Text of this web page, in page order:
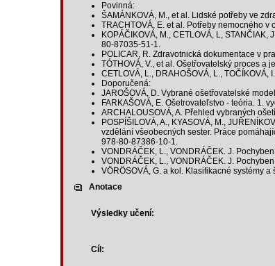
Povinná:
ŠAMÁNKOVÁ, M., et al. Lidské potřeby ve
TRACHTOVÁ, E. et al. Potřeby nemocného
KOPÁČIKOVÁ, M., CETLOVÁ, L,
80-87035-51-1.
POLICAR, R. Zdravotnická dokumentace v
TÓTHOVÁ, V., et al. Ošetřovatelský proces a
CETLOVÁ, L., DRAHOŠOVÁ, L.,
Doporučená:
JAROŠOVÁ, D. Vybrané ošetřovatelské
FARKAŠOVÁ, E. Ošetrovateľstvo - teória. 1.
ARCHALOUSOVÁ, A. Přehled vybraných
POSPÍŠILOVÁ, A., KYASOVÁ, M.,
vzdělání všeobecných sester. Práce
978-80-87386-10-1.
VONDRÁČEK, L., VONDRÁČEK. J.
VONDRÁČEK, L., VONDRÁČEK. J.
VÖRÖSOVÁ, G. a kol. Klasifikacné systémy
Anotace
Výsledky učení:
Cíl: